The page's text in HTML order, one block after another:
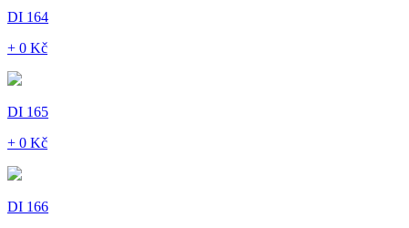
DI 164
+ 0 Kč
DI 165
+ 0 Kč
DI 166